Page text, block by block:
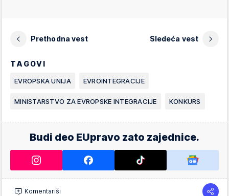
Prethodna vest Sledeća vest
TAGOVI
EVROPSKA UNIJA EVROINTEGRACIJE
MINISTARSTVO ZA EVROPSKE INTEGRACIJE KONKURS
Budi deo EUpravo zato zajednice.
Komentariši